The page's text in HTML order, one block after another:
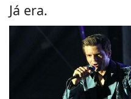
Já era.